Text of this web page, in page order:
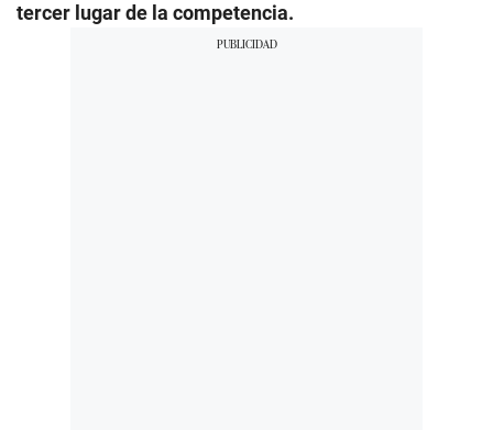
tercer lugar de la competencia.